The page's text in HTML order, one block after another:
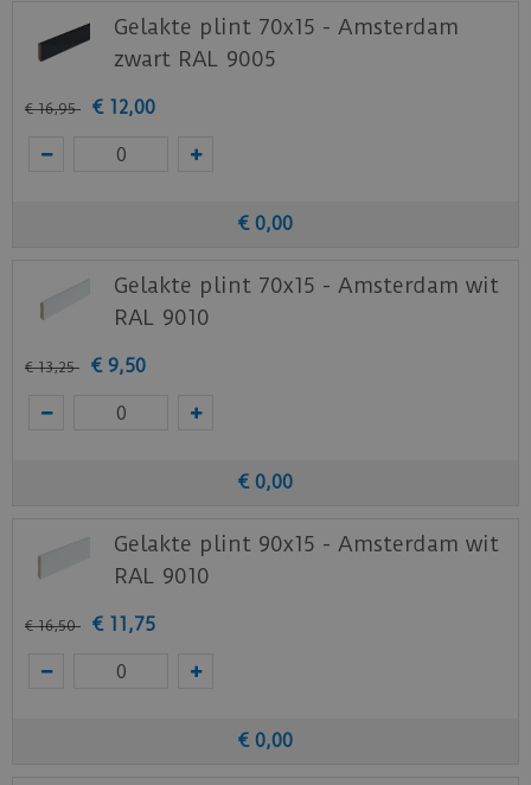
Gelakte plint 70x15 - Amsterdam
zwart RAL 9005
€ 16,95 € 12,00
€ 0,00
Gelakte plint 70x15 - Amsterdam wit
RAL 9010
€ 13,25 € 9,50
€ 0,00
Gelakte plint 90x15 - Amsterdam wit
RAL 9010
€ 16,50 € 11 ,75
€ 0,00